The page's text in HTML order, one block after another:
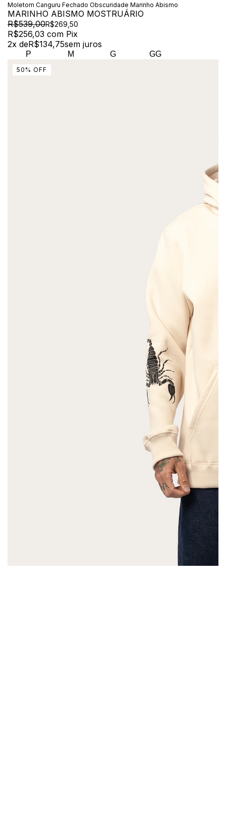
Moletom Canguru Fechado Obscuridade Marinho Abismo
MARINHO ABISMO MOSTRUÁRIO
R$539,00R$269,50
R$256,03 com Pix
2x deR$134,75sem juros
P M G GG
50 % OFF